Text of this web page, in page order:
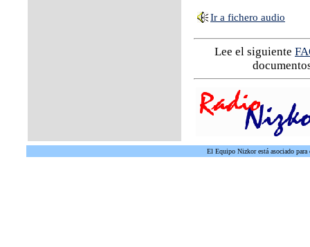
Ir a fichero audio
Lee el siguiente
El Equipo Nizkor está asociado